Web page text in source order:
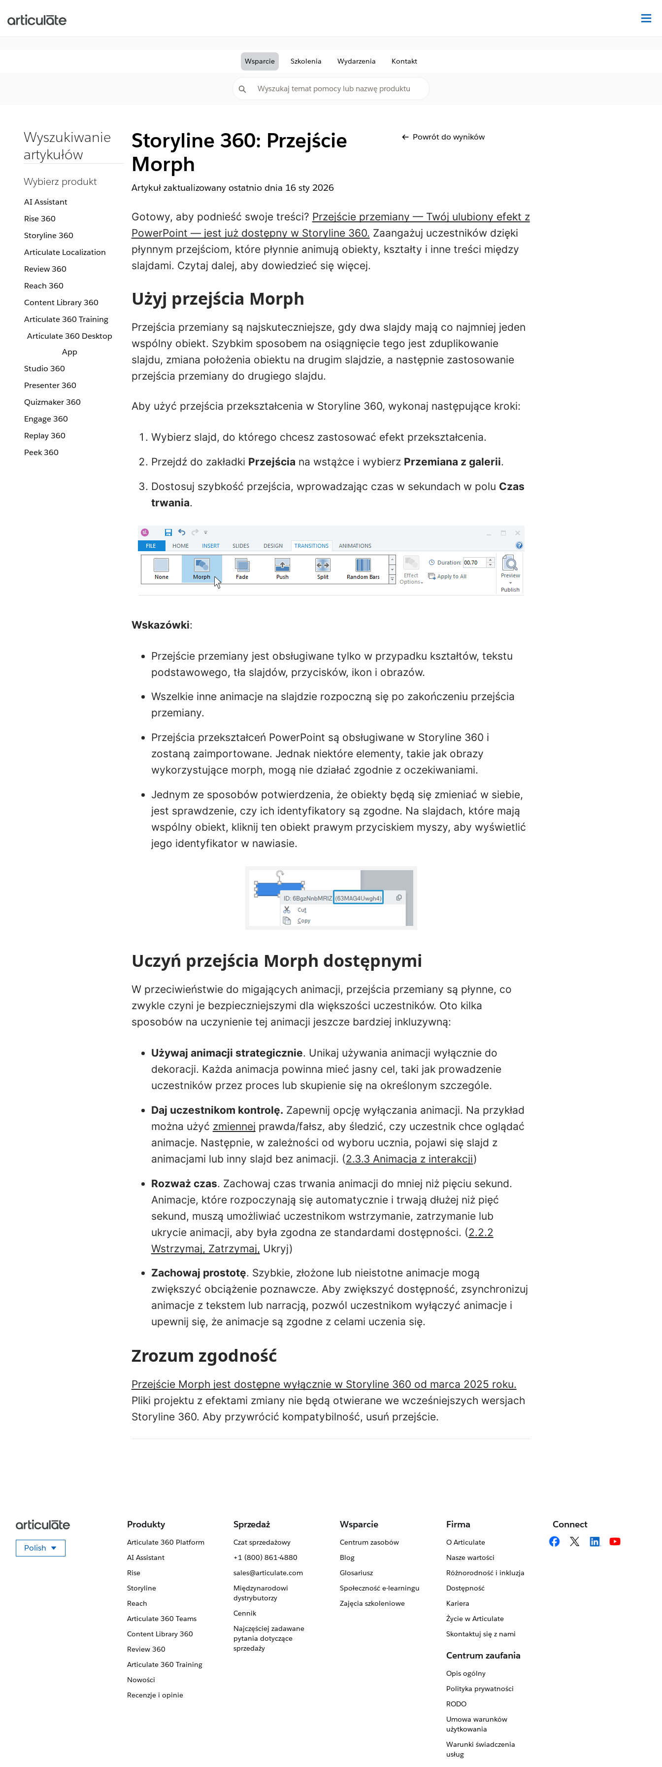
Wsparcie Szkolenia Wydarzenia Kontakt
Wyszukiwanie
artykułów
Wybierz produkt
AI Assistant
Rise 360
Storyline 360
Articulate Localization
Review 360
Reach 360
Content Library 360
Articulate 360 Training
Articulate 360 Desktop
App
Studio 360
Presenter 360
Quizmaker 360
Engage 360
Replay 360
Peek 360
Storyline 360: Przejście
Morph
Powrót do wyników
Artykuł zaktualizowany ostatnio dnia 16 sty 2026
Gotowy, aby podnieść swoje treści? Przejście przemiany — Twój ulubiony efekt z
PowerPoint — jest już dostępny w Storyline 360. Zaangażuj uczestników dzięki
płynnym przejściom, które płynnie animują obiekty, kształty i inne treści między
slajdami. Czytaj dalej, aby dowiedzieć się więcej.
Użyj przejścia Morph
Przejścia przemiany są najskuteczniejsze, gdy dwa slajdy mają co najmniej jeden
wspólny obiekt. Szybkim sposobem na osiągnięcie tego jest zduplikowanie
slajdu, zmiana położenia obiektu na drugim slajdzie, a następnie zastosowanie
przejścia przemiany do drugiego slajdu.
Aby użyć przejścia przekształcenia w Storyline 360, wykonaj następujące kroki:
Wybierz slajd, do którego chcesz zastosować efekt przekształcenia.
Przejdź do zakładki Przejścia na wstążce i wybierz Przemiana z galerii.
Dostosuj szybkość przejścia, wprowadzając czas w sekundach w polu Czas
trwania.
Wskazówki:
Przejście przemiany jest obsługiwane tylko w przypadku kształtów, tekstu
podstawowego, tła slajdów, przycisków, ikon i obrazów.
Wszelkie inne animacje na slajdzie rozpoczną się po zakończeniu przejścia
przemiany.
Przejścia przekształceń PowerPoint są obsługiwane w Storyline 360 i
zostaną zaimportowane. Jednak niektóre elementy, takie jak obrazy
wykorzystujące morph, mogą nie działać zgodnie z oczekiwaniami.
Jednym ze sposobów potwierdzenia, że obiekty będą się zmieniać w siebie,
jest sprawdzenie, czy ich identyfikatory są zgodne. Na slajdach, które mają
wspólny obiekt, kliknij ten obiekt prawym przyciskiem myszy, aby wyświetlić
jego identyfikator w nawiasie.
Uczyń przejścia Morph dostępnymi
W przeciwieństwie do migających animacji, przejścia przemiany są płynne, co
zwykle czyni je bezpieczniejszymi dla większości uczestników. Oto kilka
sposobów na uczynienie tej animacji jeszcze bardziej inkluzywną:
Używaj animacji strategicznie. Unikaj używania animacji wyłącznie do
dekoracji. Każda animacja powinna mieć jasny cel, taki jak prowadzenie
uczestników przez proces lub skupienie się na określonym szczególe.
Daj uczestnikom kontrolę. Zapewnij opcję wyłączania animacji. Na przykład
można użyć zmiennej prawda/fałsz, aby śledzić, czy uczestnik chce oglądać
animacje. Następnie, w zależności od wyboru ucznia, pojawi się slajd z
animacjami lub inny slajd bez animacji. (2.3.3 Animacja z interakcji)
Rozważ czas. Zachowaj czas trwania animacji do mniej niż pięciu sekund.
Animacje, które rozpoczynają się automatycznie i trwają dłużej niż pięć
sekund, muszą umożliwiać uczestnikom wstrzymanie, zatrzymanie lub
ukrycie animacji, aby była zgodna ze standardami dostępności. (2.2.2
Wstrzymaj, Zatrzymaj, Ukryj)
Zachowaj prostotę. Szybkie, złożone lub nieistotne animacje mogą
zwiększyć obciążenie poznawcze. Aby zwiększyć dostępność, zsynchronizuj
animacje z tekstem lub narracją, pozwól uczestnikom wyłączyć animacje i
upewnij się, że animacje są zgodne z celami uczenia się.
Zrozum zgodność
Przejście Morph jest dostępne wyłącznie w Storyline 360 od marca 2025 roku.
Pliki projektu z efektami zmiany nie będą otwierane we wcześniejszych wersjach
Storyline 360. Aby przywrócić kompatybilność, usuń przejście.
Polish
Wybierz swój język
Produkty
Articulate 360 Platform
AI Assistant
Rise
Storyline
Reach
Articulate 360 Teams
Content Library 360
Review 360
Articulate 360 Training
Nowości
Recenzje i opinie
Sprzedaż
Czat sprzedażowy
+1 (800) 861-4880
sales@articulate.com
Międzynarodowi
dystrybutorzy
Cennik
Najczęściej zadawane
pytania dotyczące
sprzedaży
Wsparcie
Centrum zasobów
Blog
Glosariusz
Społeczność e-learningu
Zajęcia szkoleniowe
Firma
O Articulate
Nasze wartości
Różnorodność i inkluzja
Dostępność
Kariera
Życie w Articulate
Skontaktuj się z nami
Centrum zaufania
Opis ogólny
Polityka prywatności
RODO
Umowa warunków
użytkowania
Warunki świadczenia
usług
Connect